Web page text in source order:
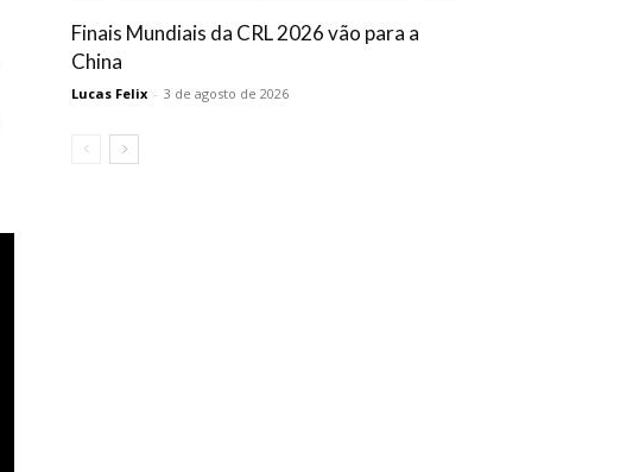
Finais Mundiais da CRL 2026 vão para a
China
Lucas Felix - 3 de agosto de 2026